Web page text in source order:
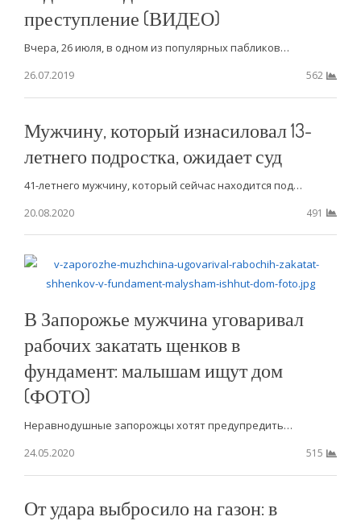
преступление (ВИДЕО)
Вчера, 26 июля, в одном из популярных пабликов…
26.07.2019
562
Мужчину, который изнасиловал 13-
летнего подростка, ожидает суд
41-летнего мужчину, который сейчас находится под…
20.08.2020
491
В Запорожье мужчина уговаривал
рабочих закатать щенков в
фундамент: малышам ищут дом
(ФОТО)
Неравнодушные запорожцы хотят предупредить…
24.05.2020
515
От удара выбросило на газон: в